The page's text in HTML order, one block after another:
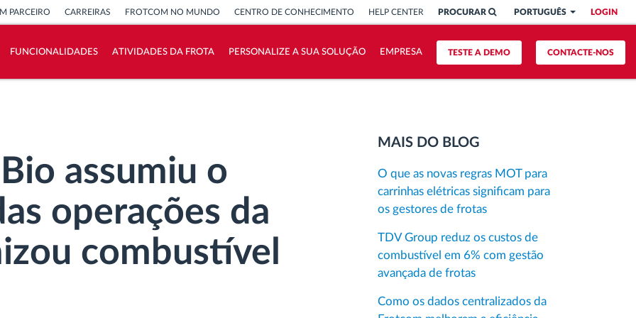
LOGIN
PORTUGUÊS
PROCURAR
PARCEIRO CARREIRAS FROTCOM NO MUNDO CENTRO DE CONHECIMENTO HELP CENTER
CONTACTE-NOS
TESTE A DEMO
FUNCIONALIDADES ATIVIDADES DA FROTA PERSONALIZE A SUA SOLUÇÃO EMPRESA
assumiu o
operações da
combustível
MAIS DO BLOG
O que as novas regras MOT para
carrinhas elétricas significam para
os gestores de frotas
TDV Group reduz os custos de
combustível em 6% com gestão
avançada de frotas
Como os dados centralizados da